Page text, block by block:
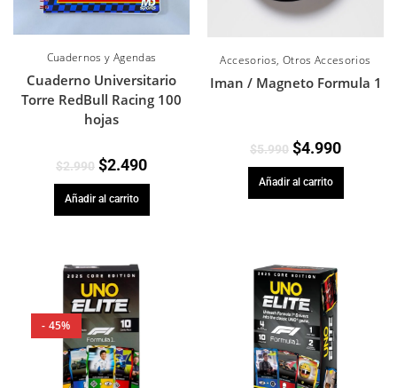
Cuadernos y Agendas
Cuaderno Universitario
Torre RedBull Racing 100
hojas
$2.990 $2.490
Añadir al carrito
Accesorios, Otros Accesorios
Iman / Magneto Formula 1
$5.990 $4.990
Añadir al carrito
- 45%